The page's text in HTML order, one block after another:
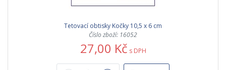
Tetovací obtisky Kočky 10,5 x 6 cm
Číslo zboží: 16052
27,00 Kč s DPH